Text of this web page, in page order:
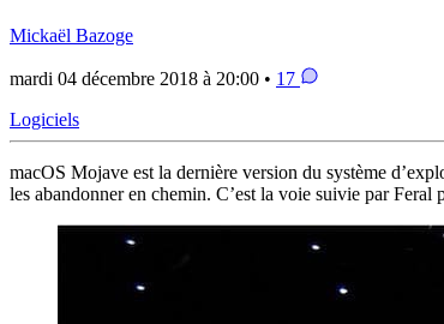
Mickaël Bazoge
mardi 04 décembre 2018 à 20:00 • 17
Logiciels
macOS Mojave est la dernière version du système
les abandonner en chemin. C’est la voie suivie par Feral